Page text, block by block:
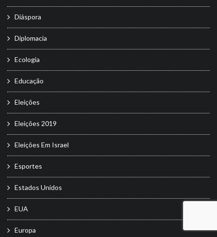
Diáspora
Diplomacia
Ecologia
Educação
Eleições
Eleições 2019
Eleições Em Israel
Esportes
Estados Unidos
EUA
Europa